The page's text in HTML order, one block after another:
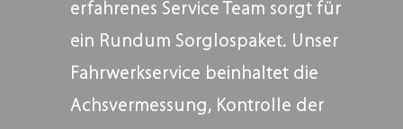
erfahrenes Service Team sorgt für
ein Rundum Sorglospaket. Unser
Fahrwerkservice beinhaltet die
Achsvermessung, Kontrolle der